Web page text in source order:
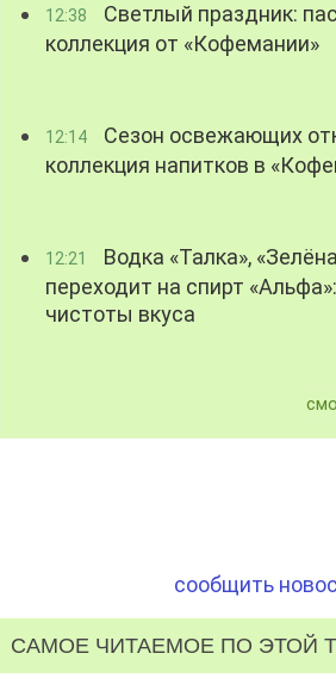
12:38
Светлый праздник:
коллекция от «Кофемании»
12:14
Сезон освежающих
коллекция напитков в
12:21
Водка «Талка»,
переходит на спирт
чистоты вкуса
сообщить
САМОЕ ЧИТАЕМОЕ ПО ЭТОЙ